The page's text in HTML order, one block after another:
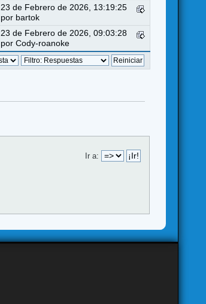
23 de Febrero de 2026, 13:19:25
por bartok
23 de Febrero de 2026, 09:03:28
porCody-roanoke
Ir a: